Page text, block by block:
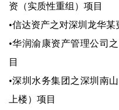
资（实质性重组）项目
•信达资产之对深圳龙华
•华润渝康资产管理公司
目
•深圳水务集团之深圳南
上楼）项目